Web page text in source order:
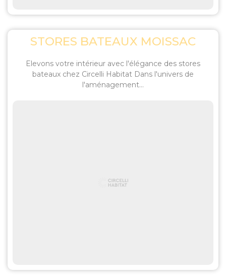
STORES BATEAUX MOISSAC
Elevons votre intérieur avec l'élégance des stores
bateaux chez Circelli Habitat Dans l'univers de
l'aménagement...